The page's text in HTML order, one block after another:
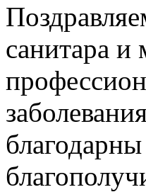
санитара и